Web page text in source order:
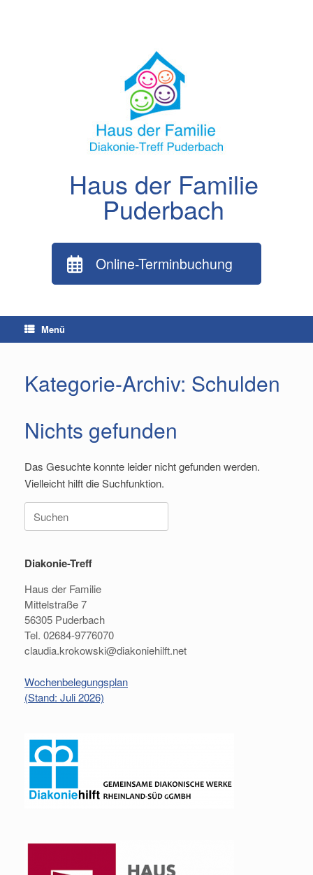
Haus der Familie
Puderbach
Online-Terminbuchung
Menü
Kategorie-Archiv: Schulden
Nichts gefunden
Das Gesuchte konnte leider nicht gefunden werden.
Vielleicht hilft die Suchfunktion.
nach:
Diakonie-Treff
Haus der Familie
Mittelstraße 7
56305 Puderbach
Tel. 02684-9776070
claudia.krokowski@diakoniehilft.net
Wochenbelegungsplan
(Stand: Juli 2026)